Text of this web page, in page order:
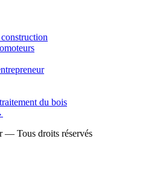
du bois
— Tous droits réservés